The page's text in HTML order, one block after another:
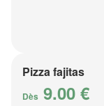
Pizza fajitas
Dès 9.00 €